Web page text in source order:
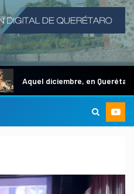
Aquel diciembre, en Querétaro